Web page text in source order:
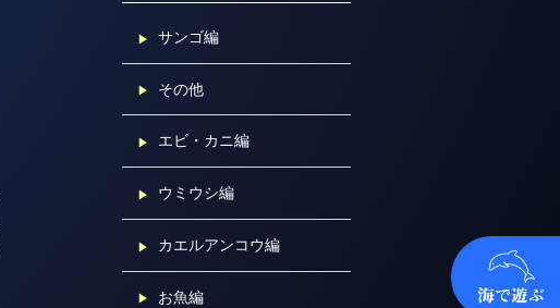
サンゴ編
その他
エビ・カニ編
ウミウシ編
カエルアンコウ編
お魚編